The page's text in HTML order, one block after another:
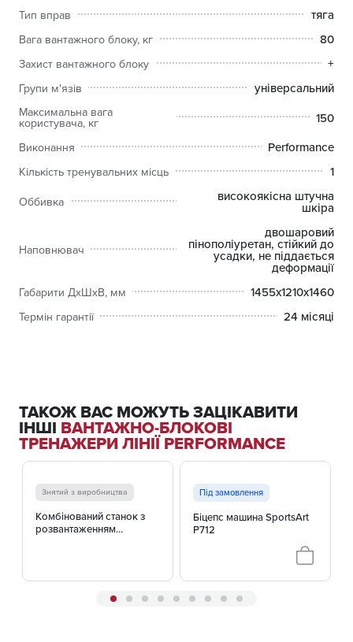
рама 10 років;
вантажоблоку 5 років;
троси, ремені, підшипники 2 роки;
оббивка 6 місяців.
Тип вправ тяга
Вага вантажного блоку, кг 80
Захист вантажного блоку +
Групи м'язів універсальний
Максимальна вага
користувача, кг 150
Виконання Performance
Кількість тренувальних місць 1
Оббивка високоякісна штучна
шкіра
Наповнювач
двошаровий
пінополіуретан, стійкий до
усадки, не піддається
деформації
Габарити ДхШхВ, мм 1455х1210х1460
Термін гарантії 24 місяці
ТАКОЖ ВАС МОЖУТЬ ЗАЦІКАВИТИ
ІНШІ ВАНТАЖНО-БЛОКОВІ
ТРЕНАЖЕРИ ЛІНІЇ PERFORMANCE
Знятий з виробництва
Комбінований станок з
розвантаженням
Під замовлення
Біцепс машина SportsArt
P712